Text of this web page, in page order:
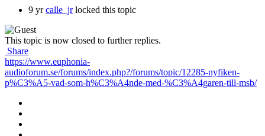
9 yr calle_jrlocked this topic
This topic is now closed to further replies.
Share
https://www.euphonia-
audioforum.se/forums/index.php?/forums/topic/12285-nyfiken-
p%C3%A5-vad-som-h%C3%A4nde-med-%C3%A4garen-till-msb/